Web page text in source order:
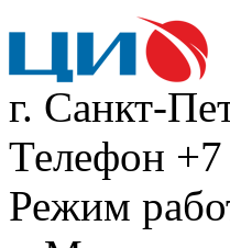
г. Санкт-
Телефон
Режим